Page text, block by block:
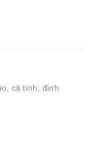
cá tính, định